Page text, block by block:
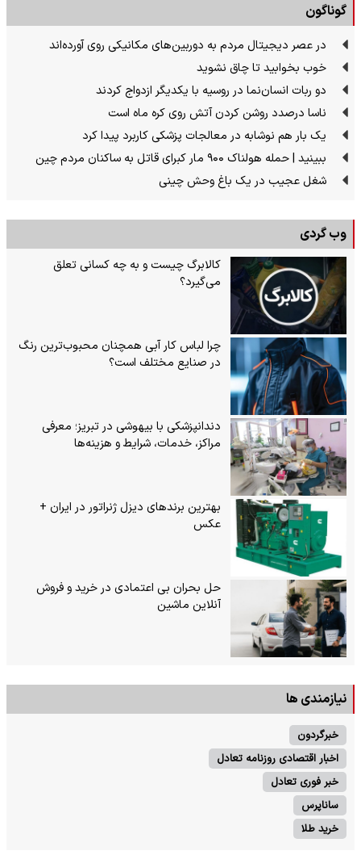
گوناگون
در عصر دیجیتال مردم به دوربین‌های مکانیکی روی آورده‌اند
خوب بخوابید تا چاق نشوید
دو ربات انسان‌نما در روسیه با یکدیگر ازدواج کردند
ناسا درصدد روشن کردن آتش روی کره ماه است
یک بار هم نوشابه در معالجات پزشکی کاربرد پیدا کرد
ببینید | حمله هولناک ۹۰۰ مار کبرای قاتل به ساکنان مردم چین
شغل عجیب در یک باغ وحش چینی
وب گردی
کالابرگ چیست و به چه کسانی تعلق
می‌گیرد؟
چرا لباس کار آبی همچنان محبوب‌ترین رنگ
در صنایع مختلف است؟
دندانپزشکی با بیهوشی در تبریز؛ معرفی
مراکز، خدمات، شرایط و هزینه‌ها
بهترین برندهای دیزل ژنراتور در ایران +
عکس
حل بحران بی‌ اعتمادی در خرید و فروش
آنلاین ماشین
نیازمندی ها
خبرگردون
اخبار اقتصادی روزنامه تعادل
خبر فوری تعادل
ساناپرس
خرید طلا